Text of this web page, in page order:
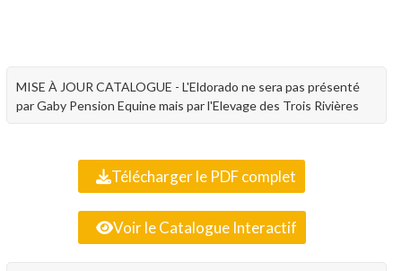
MISE À JOUR CATALOGUE - L'Eldorado ne sera pas présenté
par Gaby Pension Equine mais par l'Elevage des Trois Rivières
Télécharger le PDF complet
Voir le Catalogue Interactif